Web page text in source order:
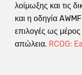
λοίμωξης και τις
και η οδηγία
επιλογές ως
απώλεια. RCOG: